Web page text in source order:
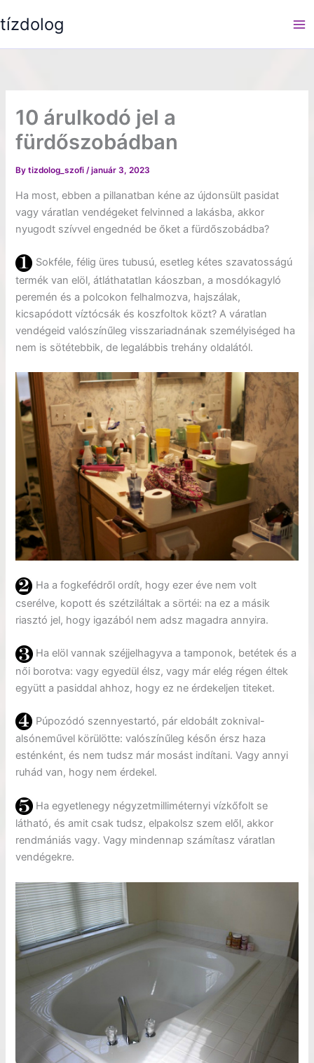
to
tízdolog
10 árulkodó jel a
fürdőszobádban
Bytizdolog_szofi/január 3, 2023
Ha most, ebben a pillanatban kéne az újdonsült pasidat
vagy váratlan vendégeket felvinned a lakásba, akkor
nyugodt szívvel engednéd be őket a fürdőszobádba?
Sokféle, félig üres tubusú, esetleg kétes szavatosságú
termék van elöl, átláthatatlan káoszban, a mosdókagyló
peremén és a polcokon felhalmozva, hajszálak,
kicsapódott víztócsák és koszfoltok közt? A váratlan
vendégeid valószínűleg visszariadnának személyiséged ha
nem is sötétebbik, de legalábbis trehány oldalától.
Ha a fogkefédről ordít, hogy ezer éve nem volt
cserélve, kopott és szétziláltak a sörtéi: na ez a másik
riasztó jel, hogy igazából nem adsz magadra annyira.
Ha elöl vannak széjjelhagyva a tamponok, betétek és a
női borotva: vagy egyedül élsz, vagy már elég régen éltek
együtt a pasiddal ahhoz, hogy ez ne érdekeljen titeket.
Púpozódó szennyestartó, pár eldobált zoknival-
alsóneművel körülötte: valószínűleg későn érsz haza
esténként, és nem tudsz már mosást indítani. Vagy annyi
ruhád van, hogy nem érdekel.
Ha egyetlenegy négyzetmilliméternyi vízkőfolt se
látható, és amit csak tudsz, elpakolsz szem elől, akkor
rendmániás vagy. Vagy mindennap számítasz váratlan
vendégekre.